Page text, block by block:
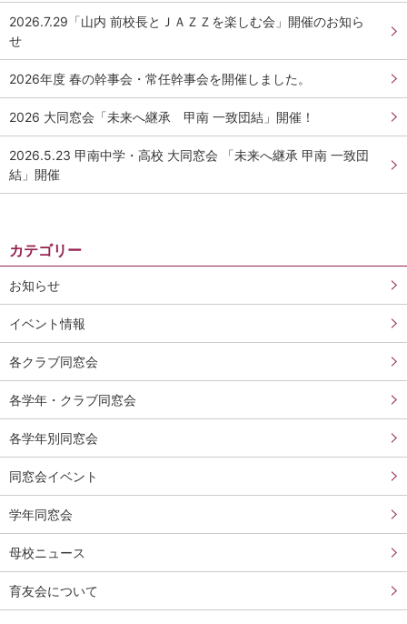
2026.7.29「山内 前校長とＪＡＺＺを楽しむ会」開催のお知ら
せ
2026年度 春の幹事会・常任幹事会を開催しました。
2026 大同窓会「未来へ継承 甲南 一致団結」開催！
2026.5.23 甲南中学・高校 大同窓会 「未来へ継承 甲南 一致団
結」開催
カテゴリー
お知らせ
イベント情報
各クラブ同窓会
各学年・クラブ同窓会
各学年別同窓会
同窓会イベント
学年同窓会
母校ニュース
育友会について